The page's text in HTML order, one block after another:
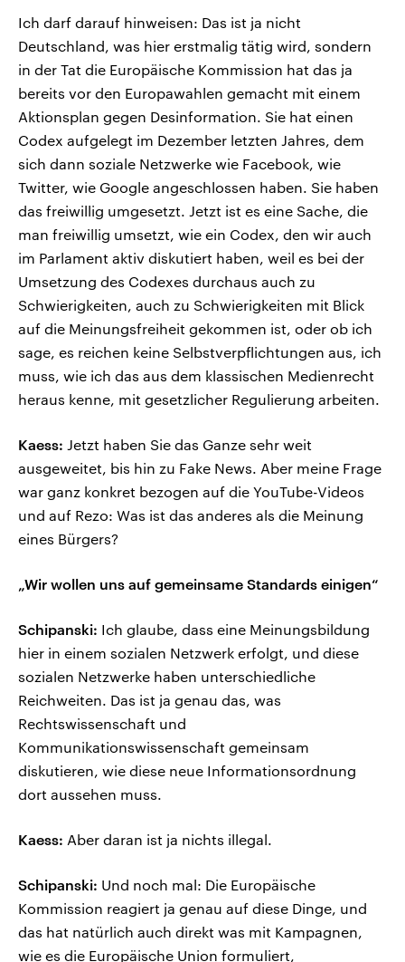
Ich darf darauf hinweisen: Das ist ja nicht
Deutschland, was hier erstmalig tätig wird, sondern
in der Tat die Europäische Kommission hat das ja
bereits vor den Europawahlen gemacht mit einem
Aktionsplan gegen Desinformation. Sie hat einen
Codex aufgelegt im Dezember letzten Jahres, dem
sich dann soziale Netzwerke wie Facebook, wie
Twitter, wie Google angeschlossen haben. Sie haben
das freiwillig umgesetzt. Jetzt ist es eine Sache, die
man freiwillig umsetzt, wie ein Codex, den wir auch
im Parlament aktiv diskutiert haben, weil es bei der
Umsetzung des Codexes durchaus auch zu
Schwierigkeiten, auch zu Schwierigkeiten mit Blick
auf die Meinungsfreiheit gekommen ist, oder ob ich
sage, es reichen keine Selbstverpflichtungen aus, ich
muss, wie ich das aus dem klassischen Medienrecht
heraus kenne, mit gesetzlicher Regulierung arbeiten.
Kaess: Jetzt haben Sie das Ganze sehr weit
ausgeweitet, bis hin zu Fake News. Aber meine Frage
war ganz konkret bezogen auf die YouTube-Videos
und auf Rezo: Was ist das anderes als die Meinung
eines Bürgers?
„Wir wollen uns auf gemeinsame Standards einigen“
Schipanski: Ich glaube, dass eine Meinungsbildung
hier in einem sozialen Netzwerk erfolgt, und diese
sozialen Netzwerke haben unterschiedliche
Reichweiten. Das ist ja genau das, was
Rechtswissenschaft und
Kommunikationswissenschaft gemeinsam
diskutieren, wie diese neue Informationsordnung
dort aussehen muss.
Kaess: Aber daran ist ja nichts illegal.
Schipanski: Und noch mal: Die Europäische
Kommission reagiert ja genau auf diese Dinge, und
das hat natürlich auch direkt was mit Kampagnen,
wie es die Europäische Union formuliert,